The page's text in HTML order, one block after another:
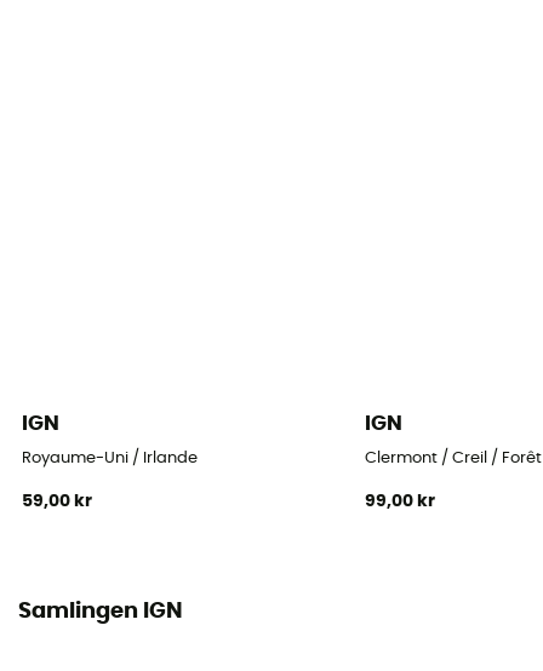
IGN
Royaume-Uni / Irlande
59,00 kr
IGN
Clermont / Creil /
99,00 kr
Samlingen IGN